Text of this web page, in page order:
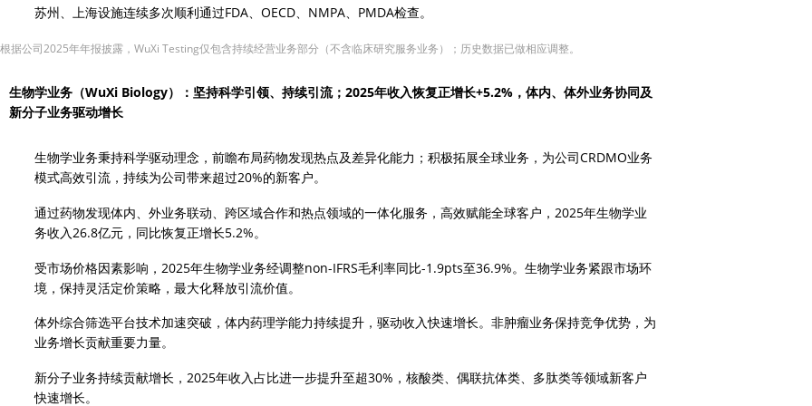
苏州、上海设施连续多次顺利通过FDA、OECD、NMPA、PMDA检查。
据公司2025年年报披露，WuXi Testing仅包含持续经营业务部分（不含临床研究服务业务）；历史数据已做相应调整。
生物学业务（WuXi Biology）：坚持科学引领、持续引流；2025年收入恢复正增长+5.2%，体内、体外业务协同及
新分子业务驱动增长
生物学业务秉持科学驱动理念，前瞻布局药物发现热点及差异化能力；积极拓展全球业务，为公司CRDMO业务
模式高效引流，持续为公司带来超过20%的新客户。
通过药物发现体内、外业务联动、跨区域合作和热点领域的一体化服务，高效赋能全球客户，2025年生物学业
务收入26.8亿元，同比恢复正增长5.2%。
受市场价格因素影响，2025年生物学业务经调整non-IFRS毛利率同比-1.9pts至36.9%。生物学业务紧跟市场环
境，保持灵活定价策略，最大化释放引流价值。
体外综合筛选平台技术加速突破，体内药理学能力持续提升，驱动收入快速增长。非肿瘤业务保持竞争优势，为
业务增长贡献重要力量。
新分子业务持续贡献增长，2025年收入占比进一步提升至超30%，核酸类、偶联抗体类、多肽类等领域新客户
快速增长。